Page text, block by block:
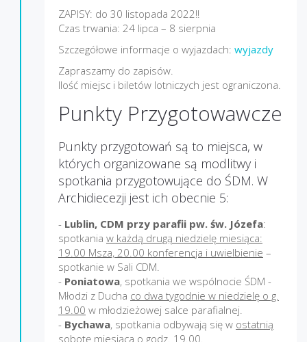
ZAPISY: do 30 listopada 2022!!
Czas trwania: 24 lipca – 8 sierpnia
Szczegółowe informacje o wyjazdach: wyjazdy
Zapraszamy do zapisów.
Ilość miejsc i biletów lotniczych jest ograniczona.
Punkty Przygotowawcze
Punkty przygotowań są to miejsca, w
których organizowane są modlitwy i
spotkania przygotowujące do ŚDM. W
Archidiecezji jest ich obecnie 5:
- Lublin, CDM przy parafii pw. św. Józefa:
spotkania w każdą drugą niedzielę miesiąca:
19.00 Msza, 20.00 konferencja i uwielbienie –
spotkanie w Sali CDM.
- Poniatowa, spotkania we wspólnocie ŚDM -
Młodzi z Ducha co dwa tygodnie w niedzielę o g.
19.00 w młodzieżowej salce parafialnej.
- Bychawa, spotkania odbywają się w ostatnią
sobotę miesiąca o godz. 19.00.